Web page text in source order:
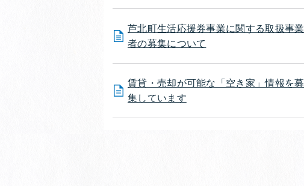
芦北町生活応援券事業に関する取扱事業
者の募集について
賃貸・売却が可能な「空き家」情報を募
集しています